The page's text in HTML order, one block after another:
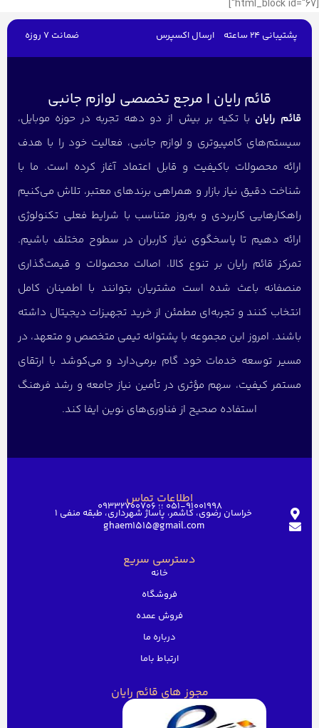
[html_block id="67"]
پشتیبانی 24 ساعته ارسال اکسپرس ضمانت 7 روزه
قائم رایان | مرجع تخصصی لوازم جانبی
قائم رایان با تکیه بر بیش از دو دهه تجربه در حوزه موبایل،
سیستم‌های کامپیوتری و لوازم جانبی، فعالیت خود را با هدف
ارائه محصولات باکیفیت و قابل اعتماد آغاز کرده است. ما با
شناخت دقیق نیاز بازار و همراهی برندهای معتبر، تلاش می‌کنیم
راهکارهایی کاربردی و به‌روز متناسب با شرایط فعلی تکنولوژی
ارائه دهیم تا پاسخگوی نیاز کاربران در سطوح مختلف باشیم.
تمرکز قائم رایان بر تنوع کالا، اصالت محصولات و قیمت‌گذاری
منصفانه باعث شده است مشتریان بتوانند با اطمینان کامل
انتخاب کنند و تجربه‌ای مطمئن از خرید تجهیزات دیجیتال داشته
باشند. امروز این مجموعه با پشتوانه تیمی متخصص و متعهد، در
مسیر توسعه خدمات خود گام برمی‌دارد و می‌کوشد با ارتقای
مستمر کیفیت، سهم مؤثری در تأمین نیاز جامعه و رشد فرهنگ
استفاده صحیح از فناوری‌های نوین ایفا کند.
اطلاعات تماس051-91001998 ؛؛ 09332700706
خراسان رضوی، کاشمر، پاساژ شهرداری، طبقه منفی ۱
ghaem1515@gmail.com
دسترسی سریع
خانه
فروشگاه
فروش عمده
درباره ما
ارتباط باما
مجوز های قائم رایان